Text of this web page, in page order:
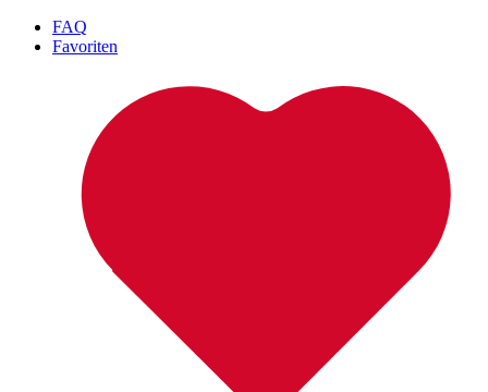
FAQ
Favoriten